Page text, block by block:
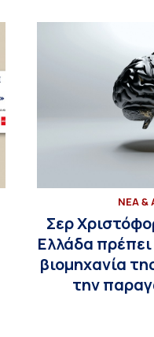
ΝΕΑ &
Σερ
Ελλάδα πρέπει
βιομηχανία
την